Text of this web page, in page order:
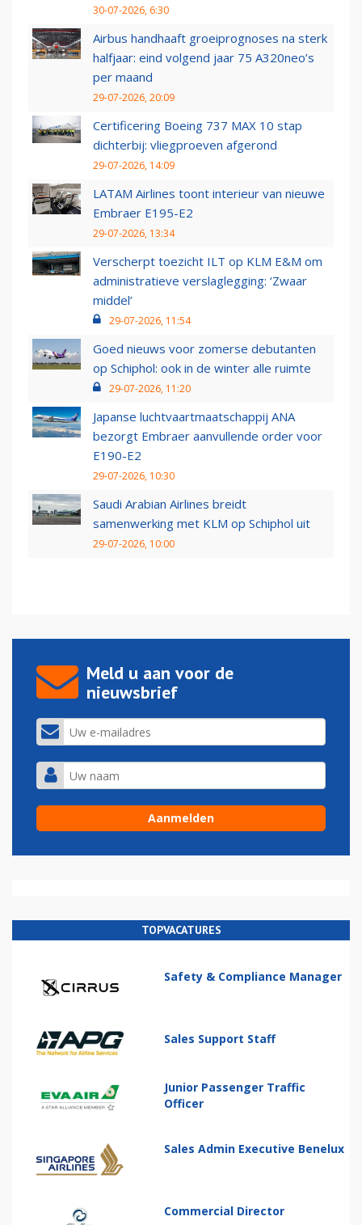
30-07-2026, 6:30
Airbus handhaaft groeiprognoses na sterk
halfjaar: eind volgend jaar 75 A320neo’s
per maand
29-07-2026, 20:09
Certificering Boeing 737 MAX 10 stap
dichterbij: vliegproeven afgerond
29-07-2026, 14:09
LATAM Airlines toont interieur van nieuwe
Embraer E195-E2
29-07-2026, 13:34
Verscherpt toezicht ILT op KLM E&M om
administratieve verslaglegging: ‘Zwaar
middel’
29-07-2026, 11:54
Goed nieuws voor zomerse debutanten
op Schiphol: ook in de winter alle ruimte
29-07-2026, 11:20
Japanse luchtvaartmaatschappij ANA
bezorgt Embraer aanvullende order voor
E190-E2
29-07-2026, 10:30
Saudi Arabian Airlines breidt
samenwerking met KLM op Schiphol uit
29-07-2026, 10:00
Meld u aan voor de
nieuwsbrief
TOPVACATURES
Safety & Compliance Manager
Sales Support Staff
Junior Passenger Traffic
Officer
Sales Admin Executive Benelux
Commercial Director